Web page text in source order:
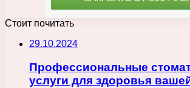
Стоит почитать
29.10.2024
Профессиональные
услуги для здоровья